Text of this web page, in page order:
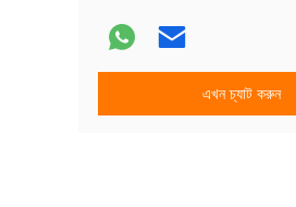
এখন চ্যাট করুন